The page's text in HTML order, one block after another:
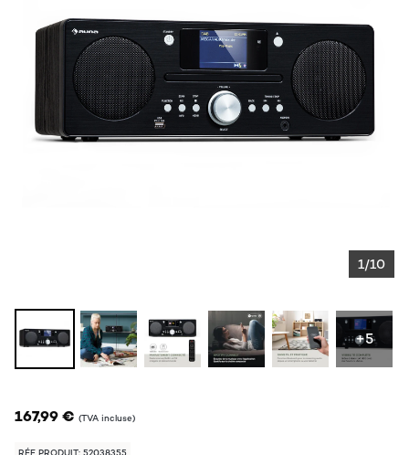
1/10
+5
167,99 € (TVA incluse)